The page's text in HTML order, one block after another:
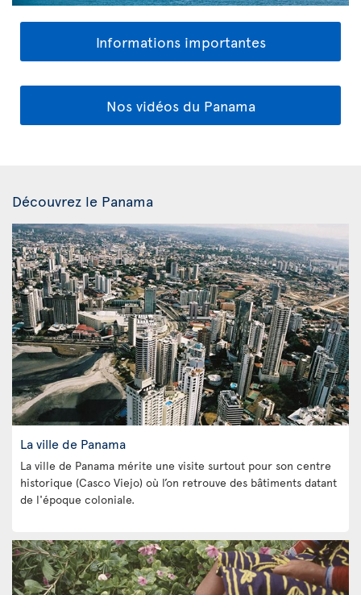
Informations importantes
Nos vidéos du Panama
Découvrez le Panama
La ville de Panama
La ville de Panama mérite une visite surtout pour son centre
historique (Casco Viejo) où l’on retrouve des bâtiments datant
de l'époque coloniale.